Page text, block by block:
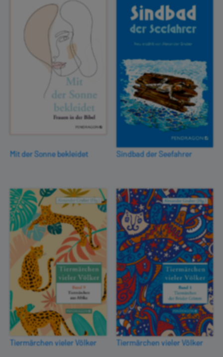
Mit der Sonne bekleidet Sindbad der Seefahrer
Tiermärchen vieler Völker Tiermärchen vieler Völker